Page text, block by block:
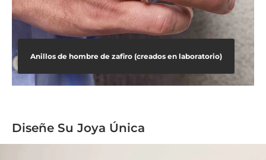
Anillos de hombre de zafiro (creados en laboratorio)
Diseñe Su Joya Única